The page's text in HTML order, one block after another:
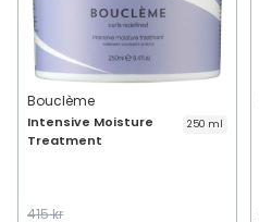
Bouclème
Intensive Moisture
Treatment
250 ml
415 kr